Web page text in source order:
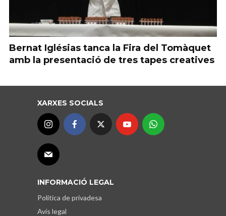
Bernat Iglésias tanca la Fira del Tomàquet
amb la presentació de tres tapes creatives
XARXES SOCIALS
INFORMACIÓ LEGAL
Política de privadesa
Avís legal